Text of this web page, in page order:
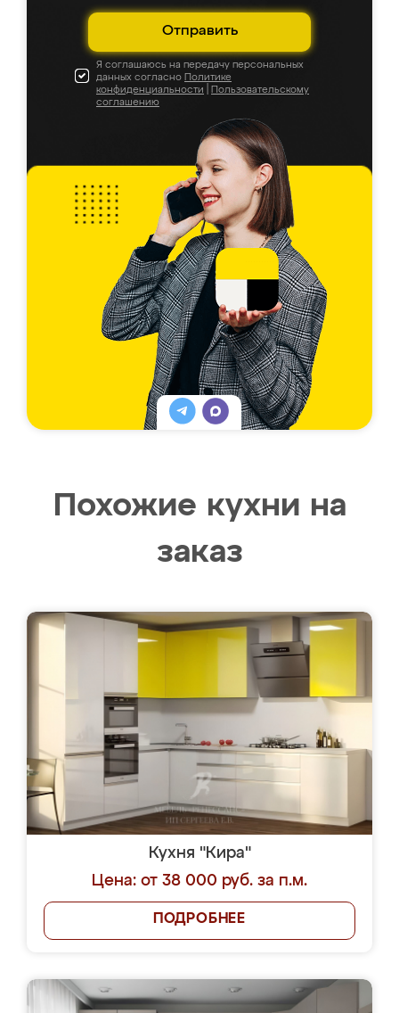
Отправить
Я соглашаюсь на передачу персональных
данных согласно Политике
конфиденциальности
Пользовательскому
соглашению
Похожие кухни на
заказ
Кухня "Кира"
Цена: от 38 000 руб. за п.м.
ПОДРОБНЕЕ